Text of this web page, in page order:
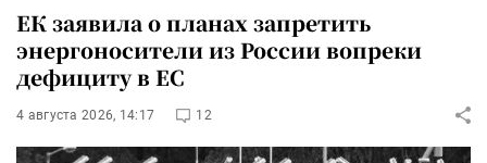
ЕК заявила о планах запретить
энергоносители из России вопреки
дефициту в ЕС
4 августа 2026, 14:17 12